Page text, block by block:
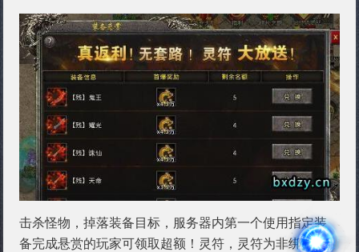
击杀怪物，掉落装备目标，服务器内第一个使用指定装
备完成悬赏的玩家可领取超额！灵符，灵符为非绑灵